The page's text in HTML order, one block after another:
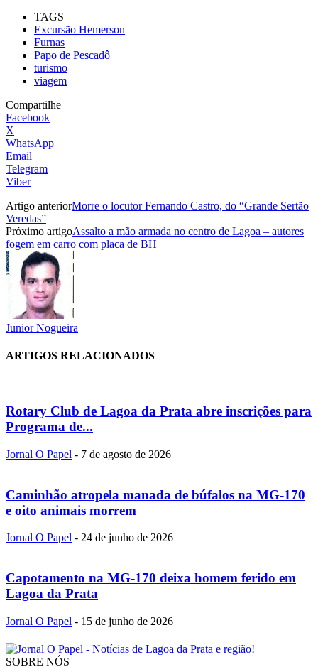
TAGS
Excursão Hemerson
Furnas
Papo de Pescadô
turismo
viagem
Compartilhe
Facebook
X
WhatsApp
Email
Telegram
Viber
Artigo anteriorMorre o locutor Fernando Castro, do “Grande Sertão
Veredas”
Próximo artigoAssalto a mão armada no centro de Lagoa – autores
fogem em carro com placa de BH
Junior Nogueira
ARTIGOS RELACIONADOS
Rotary Club de Lagoa da Prata abre inscrições para
Programa de...
Jornal O Papel - 7 de agosto de 2026
Caminhão atropela manada de búfalos na MG-170
e oito animais morrem
Jornal O Papel - 24 de junho de 2026
Capotamento na MG-170 deixa homem ferido em
Lagoa da Prata
Jornal O Papel - 15 de junho de 2026
SOBRE NÓS